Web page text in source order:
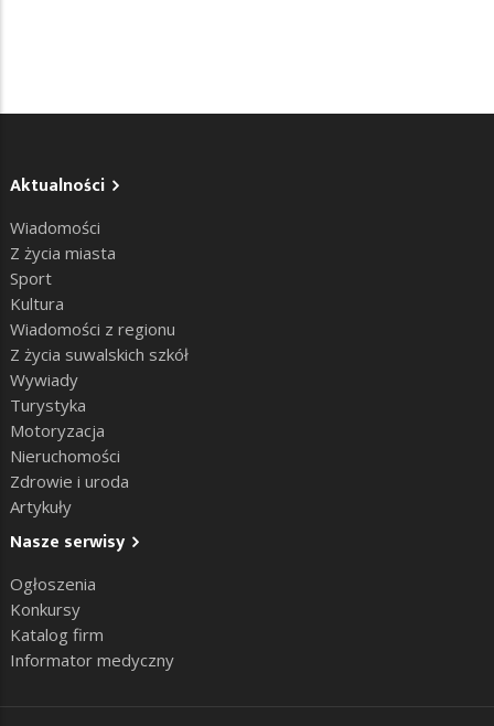
Aktualności
Wiadomości
Z życia miasta
Sport
Kultura
Wiadomości z regionu
Z życia suwalskich szkół
Wywiady
Turystyka
Motoryzacja
Nieruchomości
Zdrowie i uroda
Artykuły
Nasze serwisy
Ogłoszenia
Konkursy
Katalog firm
Informator medyczny